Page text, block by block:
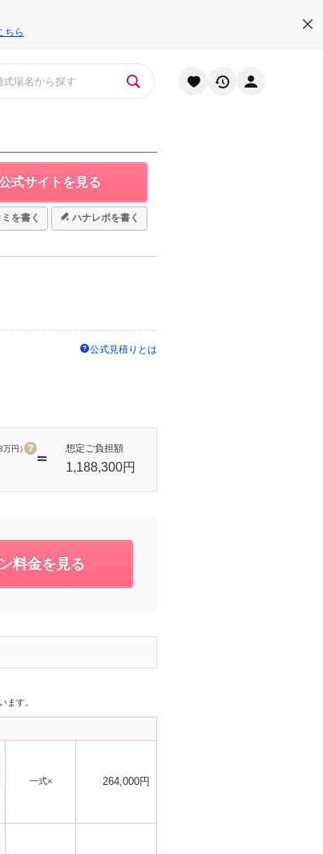
ちら
式サイトを見る
を書く ハナレポを書く
公式見積りとは
万円） ？ 想定ご負担額
1,188,300円
料金を見る
ます。
一式× 264,000円